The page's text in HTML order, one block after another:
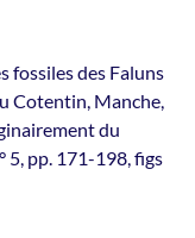
fossiles des Faluns
Cotentin, Manche,
du
5, pp. 171-198, figs